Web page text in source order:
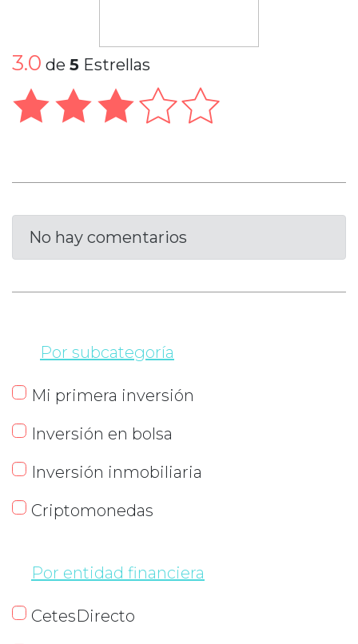
3.0 de 5 Estrellas
No hay comentarios
Por subcategoría
Mi primera inversión
Inversión en bolsa
Inversión inmobiliaria
Criptomonedas
Por entidad financiera
CetesDirecto